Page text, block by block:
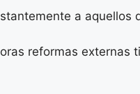
a aquellos
reformas externas